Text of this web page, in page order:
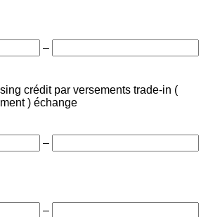
–
crédit par versements trade-in (
) échange
–
–